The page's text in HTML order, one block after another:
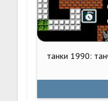
танки 1990: